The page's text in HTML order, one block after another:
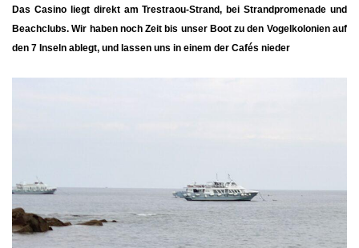
Das Casinoliegt direkt amTrestraou-Strand, bei Strandpromenade und
Beachclubs. Wir haben noch Zeit bis unser Boot zu den Vogelkolonien auf
den 7 Inseln ablegt, und lassen uns in einem der Cafés nieder